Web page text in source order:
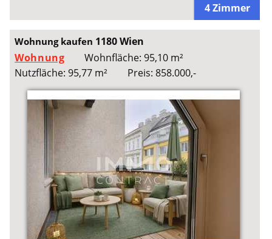
4 Zimmer
Wohnung kaufen 1180 Wien
Wohnung
Wohnfläche: 95,10 m²
Nutzfläche: 95,77 m²
Preis: 858.000,-